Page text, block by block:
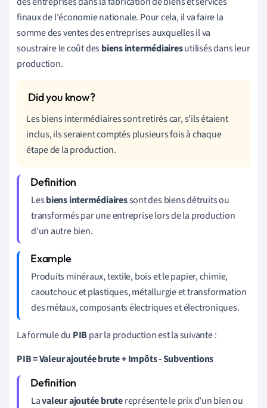
finaux de l'économie nationale. Pour cela, il va faire la
somme des ventes des entreprises auxquelles il va
soustraire le coût desbiens intermédiairesutilisés dans leur
production.
Les biens intermédiaires sont retirés car, s'ils étaient
inclus, ils seraient comptés plusieurs fois à chaque
étape de la production.
Lesbiens intermédiairessont des biens détruits ou
transformés par une entreprise lors de la production
d'un autre bien.
Produits minéraux, textile, bois et le papier, chimie,
caoutchouc et plastiques, métallurgie et transformation
des métaux, composants électriques et électroniques.
La formule du PIB par la production est la suivante :
PIB = Valeur ajoutée brute + Impôts - Subventions
Lavaleur ajoutée brutereprésente le prix d'un bien ou